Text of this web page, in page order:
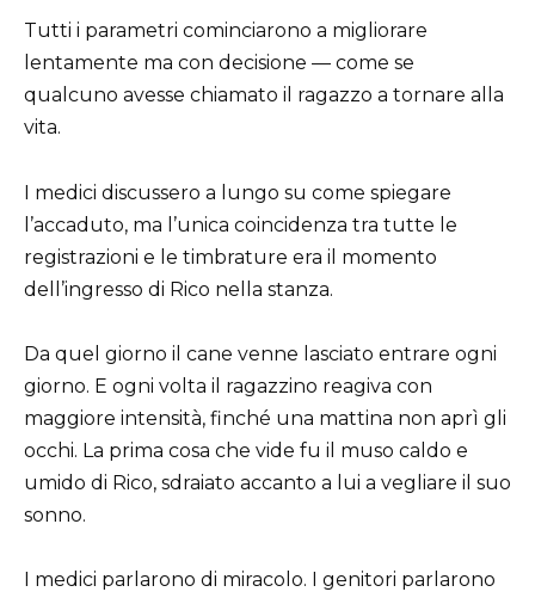
Tutti i parametri cominciarono a migliorare
lentamente ma con decisione — come se
qualcuno avesse chiamato il ragazzo a tornare alla
vita.
I medici discussero a lungo su come spiegare
l’accaduto, ma l’unica coincidenza tra tutte le
registrazioni e le timbrature era il momento
dell’ingresso di Rico nella stanza.
Da quel giorno il cane venne lasciato entrare ogni
giorno. E ogni volta il ragazzino reagiva con
maggiore intensità, finché una mattina non aprì gli
occhi. La prima cosa che vide fu il muso caldo e
umido di Rico, sdraiato accanto a lui a vegliare il suo
sonno.
I medici parlarono di miracolo. I genitori parlarono